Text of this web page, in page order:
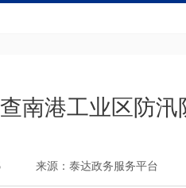
南港工业区防汛
来源：泰达政务服务平台